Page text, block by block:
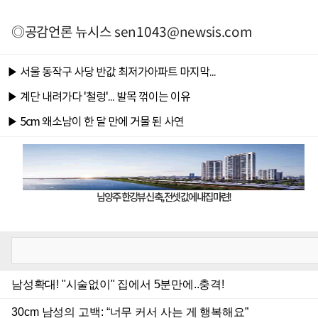
◎공감언론 뉴시스sen1043@newsis.com